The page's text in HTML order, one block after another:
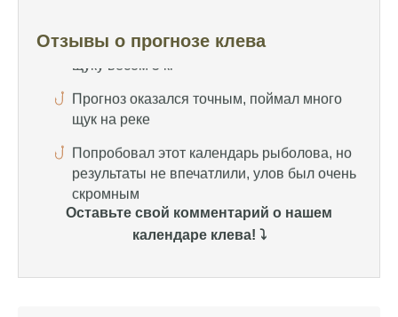
Отзывы о прогнозе клева
щук на реке
Попробовал этот календарь рыболова, но
результаты не впечатлили, улов был очень
скромным
Спасибо за информацию! Рыбалка прошла
отлично, уловил карпа и налима
Уже второй раз пользуюсь этим прогнозом,
всегда помогает найти активных хищников
Оставьте свой комментарий о нашем
календаре клева! ⤵️